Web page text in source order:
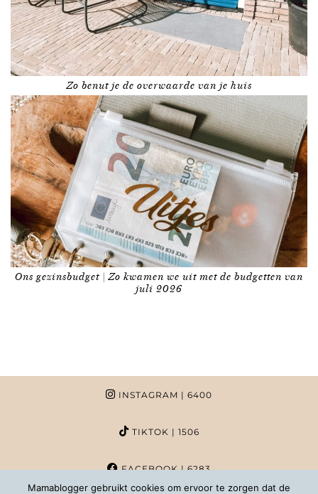
Zo benut je de overwaarde van je huis
Ons gezinsbudget | Zo kwamen we uit met de budgetten van
juli 2026
INSTAGRAM | 6400
TIKTOK | 1506
FACEBOOK| 6283
Mamablogger gebruikt cookies om ervoor te zorgen dat de